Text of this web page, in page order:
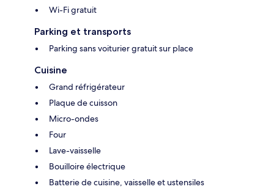
Wi-Fi gratuit
Parking et transports
Parking sans voiturier gratuit sur place
Cuisine
Grand réfrigérateur
Plaque de cuisson
Micro-ondes
Four
Lave-vaisselle
Bouilloire électrique
Batterie de cuisine, vaisselle et ustensiles